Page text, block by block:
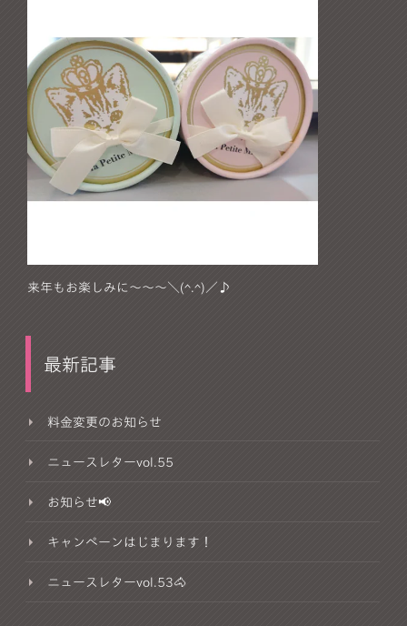
来年もお楽しみに～～～＼(^.^)／♪
最新記事
料金変更のお知らせ
ニュースレターvol.55
お知らせ📢
キャンペーンはじまります！
ニュースレターvol.53🐴